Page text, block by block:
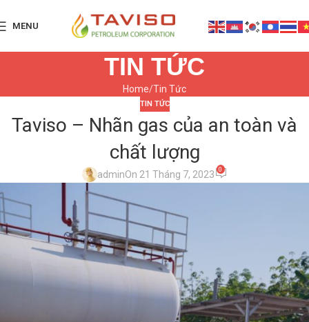
MENU
TIN TỨC
Home Tin Tức
TIN TỨC
Taviso – Nhãn gas của an toàn và
chất lượng
adminOn 21 Tháng 7, 2023 0